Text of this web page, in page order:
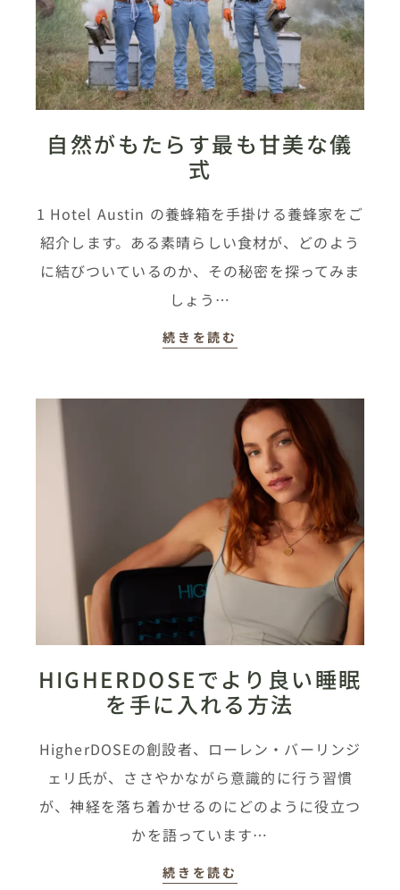
自然がもたらす最も甘美な儀
式
1 Hotel Austin の養蜂箱を手掛ける養蜂家をご
紹介します。ある素晴らしい食材が、どのよう
に結びついているのか、その秘密を探ってみま
しょう…
続きを読む
HIGHERDOSEでより良い睡眠
を手に入れる方法
HigherDOSEの創設者、ローレン・バーリンジ
ェリ氏が、ささやかながら意識的に行う習慣
が、神経を落ち着かせるのにどのように役立つ
かを語っています…
続きを読む